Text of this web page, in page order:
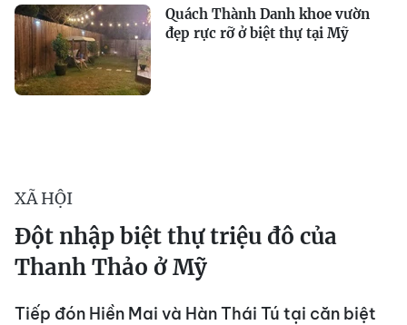
Quách Thành Danh khoe vườn
đẹp rực rỡ ở biệt thự tại Mỹ
XÃ HỘI
Đột nhập biệt thự triệu đô của
Thanh Thảo ở Mỹ
Tiếp đón Hiền Mai và Hàn Thái Tú tại căn biệt